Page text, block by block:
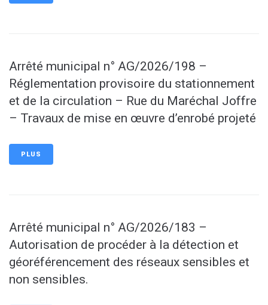
Arrêté municipal n° AG/2026/198 –
Réglementation provisoire du stationnement
et de la circulation – Rue du Maréchal Joffre
– Travaux de mise en œuvre d’enrobé projeté
PLUS
Arrêté municipal n° AG/2026/183 –
Autorisation de procéder à la détection et
géoréférencement des réseaux sensibles et
non sensibles.